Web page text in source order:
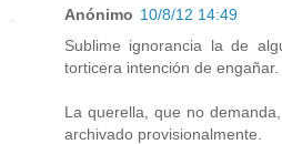
Anónimo 10/8/12 14:49
Sublime ignorancia la de
torticera intención de engañar.
La querella, que no
archivado provisionalmente.